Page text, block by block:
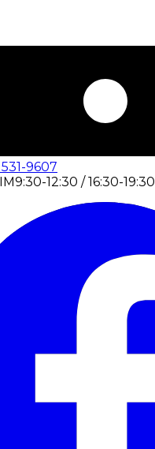
9607
9:30-12:30 / 16:30-19:30